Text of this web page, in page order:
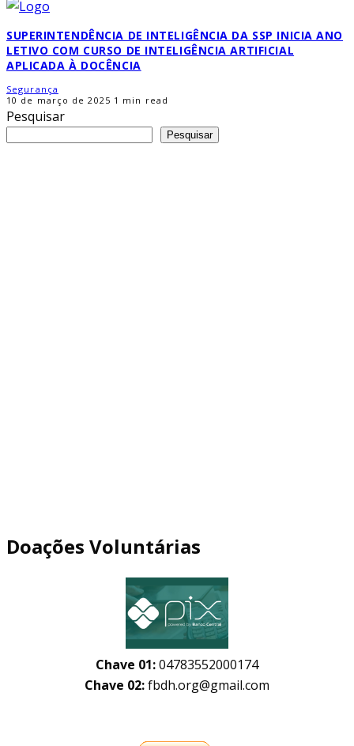
SUPERINTENDÊNCIA DE INTELIGÊNCIA DA SSP INICIA ANO
LETIVO COM CURSO DE INTELIGÊNCIA ARTIFICIAL
APLICADA À DOCÊNCIA
Segurança
10 de março de 2025 1 min read
Pesquisar
Pesquisar
Doações Voluntárias
Chave 01:04783552000174
Chave 02:fbdh.org@gmail.com